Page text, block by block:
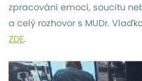
zpracování emocí, soucitu
a celý rozhovor s MUDr.
ZDE.